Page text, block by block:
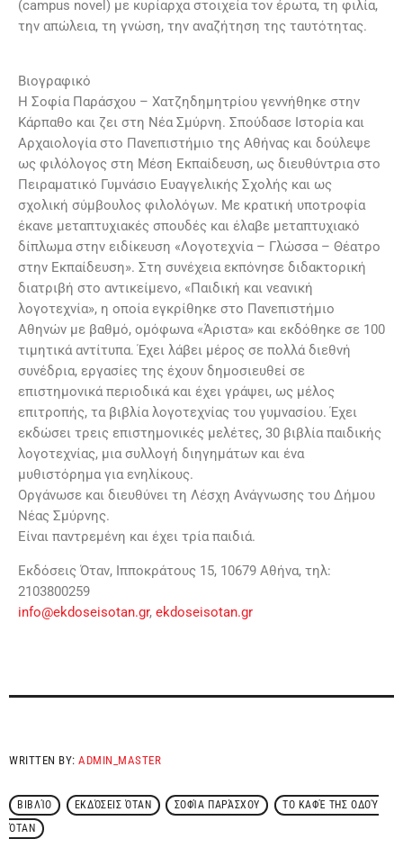
(campus novel) με κυρίαρχα στοιχεία τον έρωτα, τη φιλία,
την απώλεια, τη γνώση, την αναζήτηση της ταυτότητας.
Βιογραφικό
Η Σοφία Παράσχου – Χατζηδημητρίου γεννήθηκε στην
Κάρπαθο και ζει στη Νέα Σμύρνη. Σπούδασε Ιστορία και
Αρχαιολογία στο Πανεπιστήμιο της Αθήνας και δούλεψε
ως φιλόλογος στη Μέση Εκπαίδευση, ως διευθύντρια στο
Πειραματικό Γυμνάσιο Ευαγγελικής Σχολής και ως
σχολική σύμβουλος φιλολόγων. Με κρατική υποτροφία
έκανε μεταπτυχιακές σπουδές και έλαβε μεταπτυχιακό
δίπλωμα στην ειδίκευση «Λογοτεχνία – Γλώσσα – Θέατρο
στην Εκπαίδευση». Στη συνέχεια εκπόνησε διδακτορική
διατριβή στο αντικείμενο, «Παιδική και νεανική
λογοτεχνία», η οποία εγκρίθηκε στο Πανεπιστήμιο
Αθηνών με βαθμό, ομόφωνα «Άριστα» και εκδόθηκε σε 100
τιμητικά αντίτυπα. Έχει λάβει μέρος σε πολλά διεθνή
συνέδρια, εργασίες της έχουν δημοσιευθεί σε
επιστημονικά περιοδικά και έχει γράψει, ως μέλος
επιτροπής, τα βιβλία λογοτεχνίας του γυμνασίου. Έχει
εκδώσει τρεις επιστημονικές μελέτες, 30 βιβλία παιδικής
λογοτεχνίας, μια συλλογή διηγημάτων και ένα
μυθιστόρημα για ενηλίκους.
Οργάνωσε και διευθύνει τη Λέσχη Ανάγνωσης του Δήμου
Νέας Σμύρνης.
Είναι παντρεμένη και έχει τρία παιδιά.
Εκδόσεις Όταν, Ιπποκράτους 15, 10679 Αθήνα, τηλ:
2103800259
info@ekdoseisotan.gr, ekdoseisotan.gr
WRITTEN BY:ADMIN_MASTER
ΒΙΒΛΊΟ ΕΚΔΌΣΕΙΣ ΌΤΑΝ ΣΟΦΊΑ ΠΑΡΆΣΧΟΥ
ΤΟ ΚΑΦΈ ΤΗΣ ΟΔΟΎ
ΌΤΑΝ